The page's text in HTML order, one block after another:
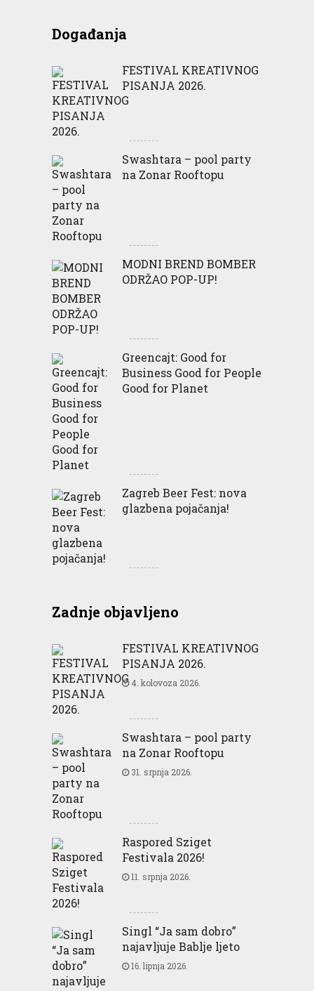
Događanja
FESTIVAL KREATIVNOG
PISANJA 2026.
Swashtara – pool party
na Zonar Rooftopu
MODNI BREND BOMBER
ODRŽAO POP-UP!
Greencajt: Good for
Business Good for People
Good for Planet
Zagreb Beer Fest: nova
glazbena pojačanja!
Zadnje objavljeno
FESTIVAL KREATIVNOG
PISANJA 2026.
4. kolovoza 2026.
Swashtara – pool party
na Zonar Rooftopu
31. srpnja 2026.
Raspored Sziget
Festivala 2026!
11. srpnja 2026.
Singl “Ja sam dobro”
najavljuje Bablje ljeto
16. lipnja 2026.